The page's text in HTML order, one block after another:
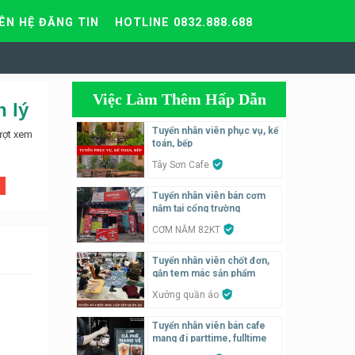
HỆ ĐĂNG TIN HOTLINE 0832.888.688
lý
xem
Việc Làm Thêm Hấp Dẫn
Tuyển nhân viên phục vụ, kế
toán, bếp
Tây Sơn Cafe
Tuyển nhân viên bán cơm
nắm tại cổng trường
CƠM NẮM 82KT
Tuyển nhân viên chốt đơn,
gắn tem mác sản phẩm
Xưởng quần áo
Tuyển nhân viên bán cafe
mang đi parttime, fulltime